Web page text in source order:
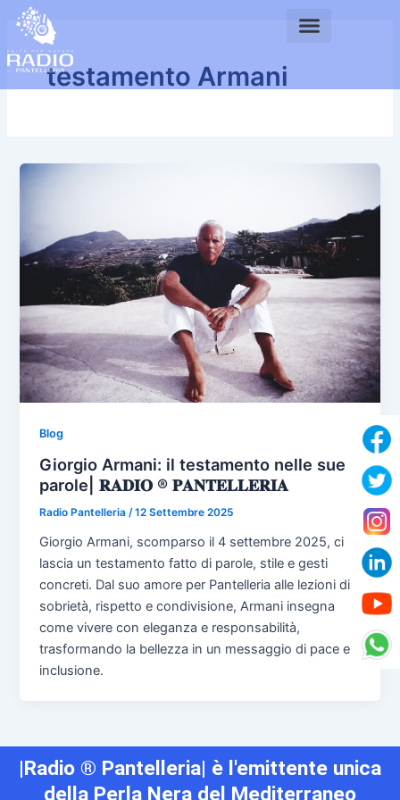
contenuto
testamento Armani
Blog
Giorgio Armani: il testamento nelle sue
parole| 𝐑𝐀𝐃𝐈𝐎 ® 𝐏𝐀𝐍𝐓𝐄𝐋𝐋𝐄𝐑𝐈𝐀
Radio Pantelleria /12 Settembre 2025
Giorgio Armani, scomparso il 4 settembre 2025, ci
lascia un testamento fatto di parole, stile e gesti
concreti. Dal suo amore per Pantelleria alle lezioni di
sobrietà, rispetto e condivisione, Armani insegna
come vivere con eleganza e responsabilità,
trasformando la bellezza in un messaggio di pace e
inclusione.
|Radio ® Pantelleria| è l'emittente unica
della Perla Nera del Mediterraneo